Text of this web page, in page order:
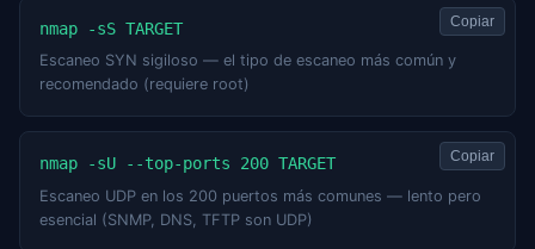
nmap -sS TARGET
Escaneo SYN sigiloso — el tipo de escaneo más común y
recomendado (requiere root)
Copiar
nmap -sU --top-ports 200 TARGET
Escaneo UDP en los 200 puertos más comunes — lento pero
esencial (SNMP, DNS, TFTP son UDP)
Copiar